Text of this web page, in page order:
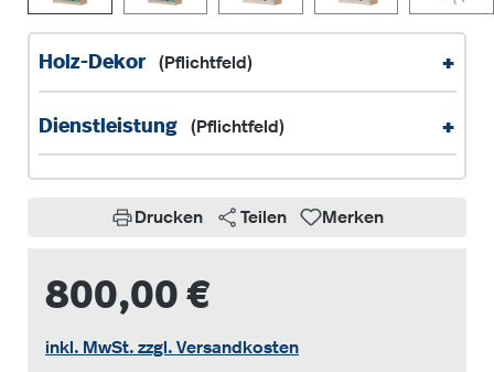
Holz-Dekor (Pflichtfeld) +
Dienstleistung (Pflichtfeld) +
Drucken Teilen Merken
800,00 €
inkl. MwSt. zzgl. Versandkosten